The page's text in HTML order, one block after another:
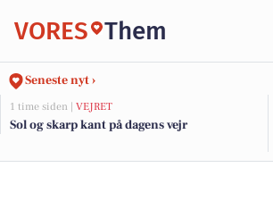
VORES Them
Seneste nyt ›
1 time siden | VEJRET
Sol og skarp kant på dagens vejr